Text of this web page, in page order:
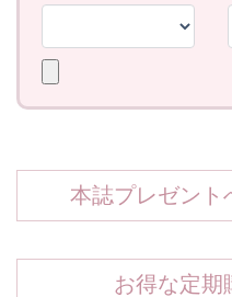
本誌プレゼント
お得な定期